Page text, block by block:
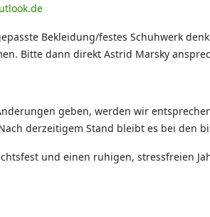
Bekleidung/festes Schuhwerk
Bitte dann direkt Astrid Marsky
geben, werden wir
derzeitigem Stand bleibt es bei den
und einen ruhigen, stressfreien